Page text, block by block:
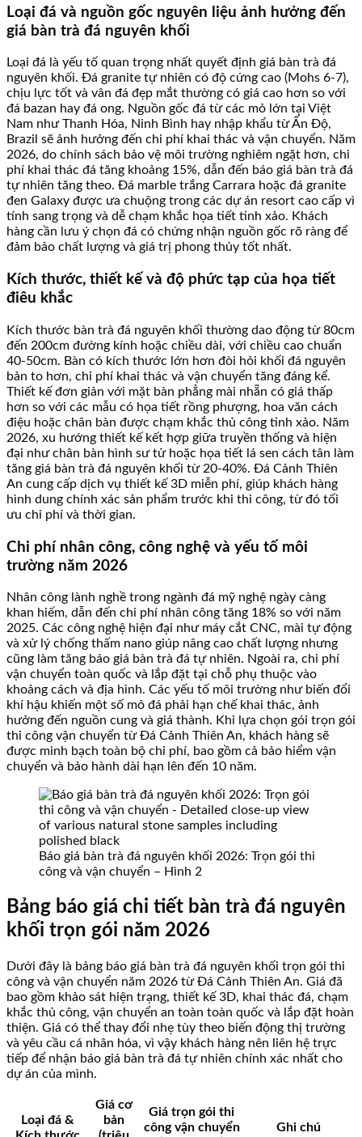
Loại đá và nguồn gốc nguyên liệu ảnh hưởng đến
giá bàn trà đá nguyên khối
Loại đá là yếu tố quan trọng nhất quyết định giá bàn trà đá
nguyên khối. Đá granite tự nhiên có độ cứng cao (Mohs 6-7),
chịu lực tốt và vân đá đẹp mắt thường có giá cao hơn so với
đá bazan hay đá ong. Nguồn gốc đá từ các mỏ lớn tại Việt
Nam như Thanh Hóa, Ninh Bình hay nhập khẩu từ Ấn Độ,
Brazil sẽ ảnh hưởng đến chi phí khai thác và vận chuyển. Năm
2026, do chính sách bảo vệ môi trường nghiêm ngặt hơn, chi
phí khai thác đá tăng khoảng 15%, dẫn đến báo giá bàn trà đá
tự nhiên tăng theo. Đá marble trắng Carrara hoặc đá granite
đen Galaxy được ưa chuộng trong các dự án resort cao cấp vì
tính sang trọng và dễ chạm khắc họa tiết tinh xảo. Khách
hàng cần lưu ý chọn đá có chứng nhận nguồn gốc rõ ràng để
đảm bảo chất lượng và giá trị phong thủy tốt nhất.
Kích thước, thiết kế và độ phức tạp của họa tiết
điêu khắc
Kích thước bàn trà đá nguyên khối thường dao động từ 80cm
đến 200cm đường kính hoặc chiều dài, với chiều cao chuẩn
40-50cm. Bàn có kích thước lớn hơn đòi hỏi khối đá nguyên
bản to hơn, chi phí khai thác và vận chuyển tăng đáng kể.
Thiết kế đơn giản với mặt bàn phẳng mài nhẵn có giá thấp
hơn so với các mẫu có họa tiết rồng phượng, hoa văn cách
điệu hoặc chân bàn được chạm khắc thủ công tinh xảo. Năm
2026, xu hướng thiết kế kết hợp giữa truyền thống và hiện
đại như chân bàn hình sư tử hoặc họa tiết lá sen cách tân làm
tăng giá bàn trà đá nguyên khối từ 20-40%. Đá Cảnh Thiên
An cung cấp dịch vụ thiết kế 3D miễn phí, giúp khách hàng
hình dung chính xác sản phẩm trước khi thi công, từ đó tối
ưu chi phí và thời gian.
Chi phí nhân công, công nghệ và yếu tố môi
trường năm 2026
Nhân công lành nghề trong ngành đá mỹ nghệ ngày càng
khan hiếm, dẫn đến chi phí nhân công tăng 18% so với năm
2025. Các công nghệ hiện đại như máy cắt CNC, mài tự động
và xử lý chống thấm nano giúp nâng cao chất lượng nhưng
cũng làm tăng báo giá bàn trà đá tự nhiên. Ngoài ra, chi phí
vận chuyển toàn quốc và lắp đặt tại chỗ phụ thuộc vào
khoảng cách và địa hình. Các yếu tố môi trường như biến đổi
khí hậu khiến một số mỏ đá phải hạn chế khai thác, ảnh
hưởng đến nguồn cung và giá thành. Khi lựa chọn gói trọn gói
thi công vận chuyển từ Đá Cảnh Thiên An, khách hàng sẽ
được minh bạch toàn bộ chi phí, bao gồm cả bảo hiểm vận
chuyển và bảo hành dài hạn lên đến 10 năm.
Báo giá bàn trà đá nguyên khối 2026: Trọn gói thi
công và vận chuyển – Hình 2
Bảng báo giá chi tiết bàn trà đá nguyên
khối trọn gói năm 2026
Dưới đây là bảng báo giá bàn trà đá nguyên khối trọn gói thi
công và vận chuyển năm 2026 từ Đá Cảnh Thiên An. Giá đã
bao gồm khảo sát hiện trạng, thiết kế 3D, khai thác đá, chạm
khắc thủ công, vận chuyển an toàn toàn quốc và lắp đặt hoàn
thiện. Giá có thể thay đổi nhẹ tùy theo biến động thị trường
và yêu cầu cá nhân hóa, vì vậy khách hàng nên liên hệ trực
tiếp để nhận báo giá bàn trà đá tự nhiên chính xác nhất cho
dự án của mình.
Loại đá &
Giá cơ
bản
Giá trọn gói thi
công vận chuyển
Ghi chú